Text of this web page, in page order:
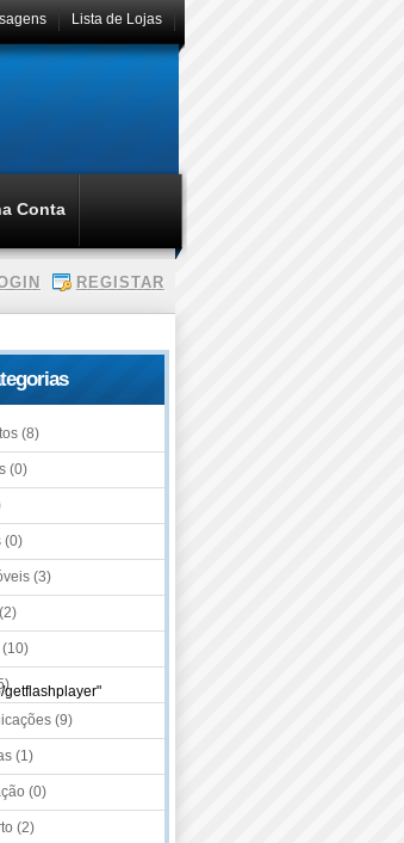
Lista de Lojas
Conta
REGISTAR
getflashplayer"
(8)
(0)
(0)
(3)
(10)
(9)
(1)
(0)
(2)